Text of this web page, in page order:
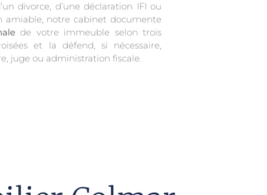
divorce, d’une déclaration IFI ou
amiable, notre cabinet documente
de votre immeuble selon trois
et la défend, si nécessaire,
juge ou administration fiscale.